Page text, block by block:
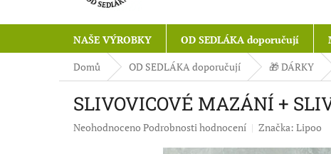
NAŠE VÝROBKY OD SEDLÁKA doporučují
Domů
OD SEDLÁKA doporučují 🎁 DÁRKY
SLIVOVICOVÉ MAZÁNÍ +
Průměrné
Neohodnoceno Podrobnosti hodnocení Značka: Lipoo